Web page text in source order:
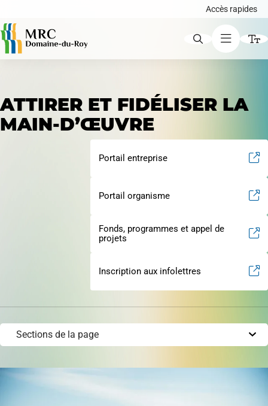
Accès rapides
Augmenter le texte
Diminuer le texte
Contraste élevé
Liens soulignés
Réinitialiser
Avis publics
Carte interactive
Demande de certificat d'autorisation ou de
Développement éolien
ATTIRER ET FIDÉLISER LA
MAIN-D’ŒUVRE
Portail entreprise
Portail organisme
Fonds, programmes et appel de
projets
Inscription aux infolettres